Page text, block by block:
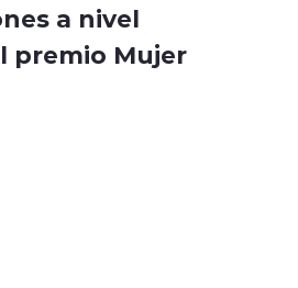
a nivel
premio Mujer